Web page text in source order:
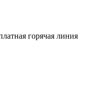
горячая линия